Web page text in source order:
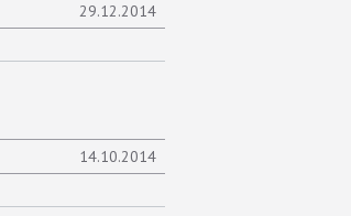
29.12.2014
14.10.2014